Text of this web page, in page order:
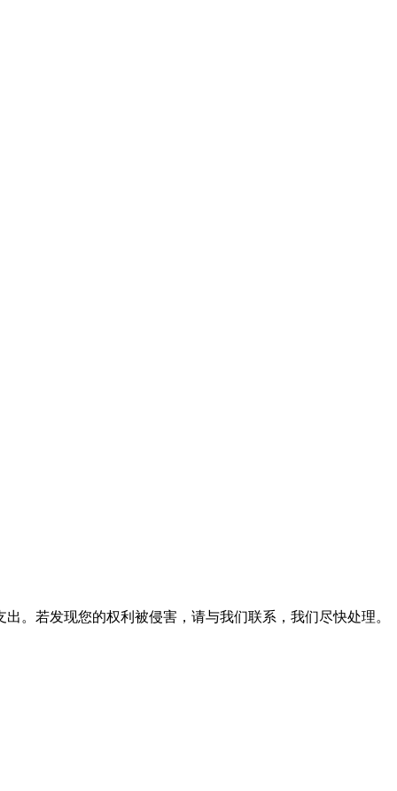
。若发现您的权利被侵害，请与我们联系，我们尽快处理。